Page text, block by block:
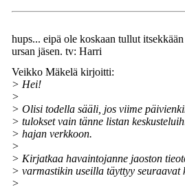
hups... eipä ole koskaan tullut
ursan jäsen. tv: Harri
Veikko Mäkelä kirjoitti:
> Hei!
>
> Olisi todella sääli, jos viime
> tulokset vain tänne listan
> hajan verkkoon.
>
> Kirjatkaa havaintojanne jaoston
> varmastikin useilla täyttyy seuraavat
>